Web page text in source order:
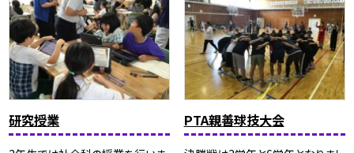
研究授業 PTA親善球技大会